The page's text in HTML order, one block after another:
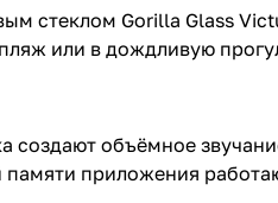
стеклом Gorilla Glass
или в дождливую
объёмное
приложения